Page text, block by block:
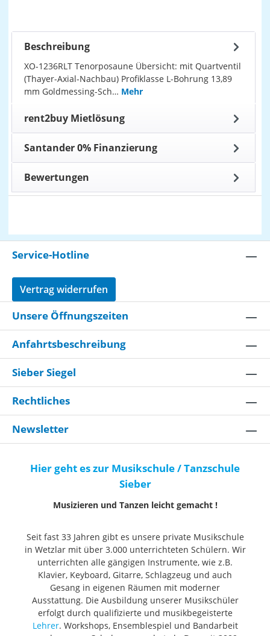
Beschreibung
XO-1236RLT Tenorposaune Übersicht: mit Quartventil
(Thayer-Axial-Nachbau) Profiklasse L-Bohrung 13,89
mm Goldmessing-Sch… Mehr
rent2buy Mietlösung
Santander 0% Finanzierung
Bewertungen
Service-Hotline
Vertrag widerrufen
Unsere Öffnungszeiten
Anfahrtsbeschreibung
Sieber Siegel
Rechtliches
Newsletter
Hier geht es zur Musikschule / Tanzschule
Sieber
Musizieren und Tanzen leicht gemacht !
Seit fast 33 Jahren gibt es unsere private Musikschule
in Wetzlar mit über 3.000 unterrichteten Schülern. Wir
unterrichten alle gängigen Instrumente, wie z.B.
Klavier, Keyboard, Gitarre, Schlagzeug und auch
Gesang in eigenen Räumen mit moderner
Ausstattung. Die Ausbildung unserer Musikschüler
erfolgt durch qualifizierte und musikbegeisterte
Lehrer. Workshops, Ensemblespiel und Bandarbeit